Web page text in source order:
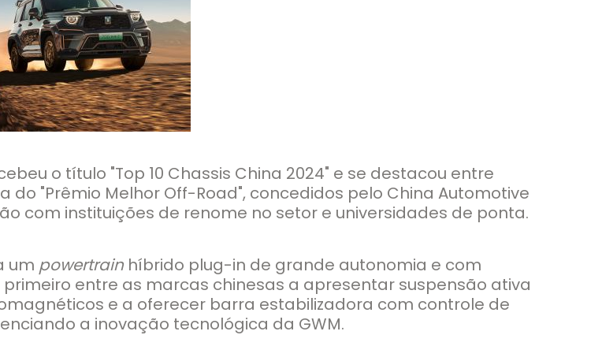
o título "Top 10 Chassis China 2024" e se destacou entre
"Prêmio Melhor Off-Road", concedidos pelo China Automotive
com instituições de renome no setor e universidades de ponta.
um powertrain híbrido plug-in de grande autonomia e com
entre as marcas chinesas a apresentar suspensão ativa
e a oferecer barra estabilizadora com controle de
a inovação tecnológica da GWM.